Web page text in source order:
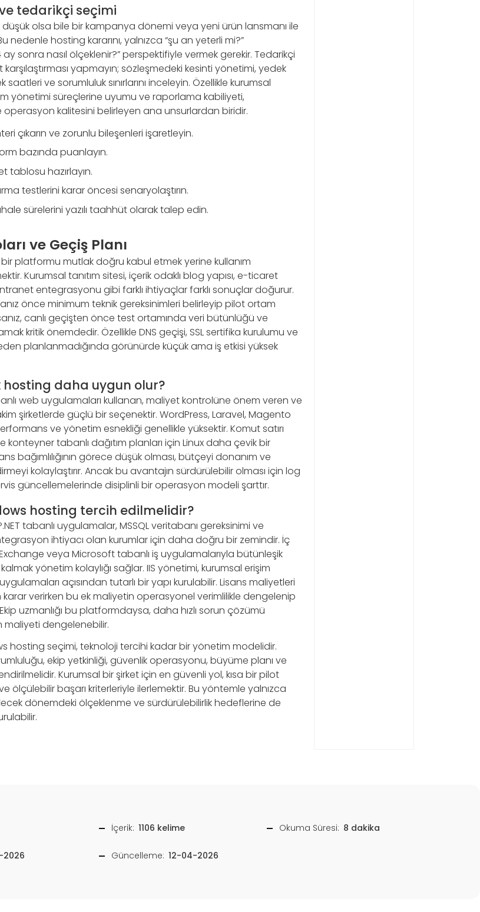
tedarikçi seçimi
olsa bile bir kampanya dönemi veya yeni ürün lansmanı ile
nedenle hosting kararını, yalnızca “şu an yeterli mi?”
sonra nasıl ölçeklenir?” perspektifiyle vermek gerekir. Tedarikçi
yapmayın; sözleşmedeki kesinti yönetimi, yedek
ve sorumluluk sınırlarını inceleyin. Özellikle kurumsal
yönetimi süreçlerine uyumu ve raporlama kabiliyeti,
operasyon kalitesini belirleyen ana unsurlardan biridir.
çıkarın ve zorunlu bileşenleri işaretleyin.
bazında puanlayın.
tablosu hazırlayın.
testlerini karar öncesi senaryolaştırın.
sürelerini yazılı taahhüt olarak talep edin.
ve Geçiş Planı
platformu mutlak doğru kabul etmek yerine kullanım
Kurumsal tanıtım sitesi, içerik odaklı blog yapısı, e-ticaret
entegrasyonu gibi farklı ihtiyaçlar farklı sonuçlar doğurur.
önce minimum teknik gereksinimleri belirleyip pilot ortam
canlı geçişten önce test ortamında veri bütünlüğü ve
kritik önemdedir. Özellikle DNS geçişi, SSL sertifika kurulumu ve
planlanmadığında görünürde küçük ama iş etkisi yüksek
daha uygun olur?
web uygulamaları kullanan, maliyet kontrolüne önem veren ve
şirketlerde güçlü bir seçenektir. WordPress, Laravel, Magento
ve yönetim esnekliği genellikle yüksektir. Komut satırı
tabanlı dağıtım planları için Linux daha çevik bir
bağımlılığının görece düşük olması, bütçeyi donanım ve
kolaylaştırır. Ancak bu avantajın sürdürülebilir olması için log
güncellemelerinde disiplinli bir operasyon modeli şarttır.
hosting tercih edilmelidir?
tabanlı uygulamalar, MSSQL veritabanı gereksinimi ve
ihtiyacı olan kurumlar için daha doğru bir zemindir. İç
veya Microsoft tabanlı iş uygulamalarıyla bütünleşik
yönetim kolaylığı sağlar. IIS yönetimi, kurumsal erişim
açısından tutarlı bir yapı kurulabilir. Lisans maliyetleri
verirken bu ek maliyetin operasyonel verimlilikle dengelenip
uzmanlığı bu platformdaysa, daha hızlı sorun çözümü
dengelenebilir.
hosting seçimi, teknoloji tercihi kadar bir yönetim modelidir.
ekip yetkinliği, güvenlik operasyonu, büyüme planı ve
Kurumsal bir şirket için en güvenli yol, kısa bir pilot
ölçülebilir başarı kriterleriyle ilerlemektir. Bu yöntemle yalnızca
dönemdeki ölçeklenme ve sürdürülebilirlik hedeflerine de
İçerik: 1106 kelime Okuma Süresi: 8 dakika
2026 Güncelleme: 12-04-2026